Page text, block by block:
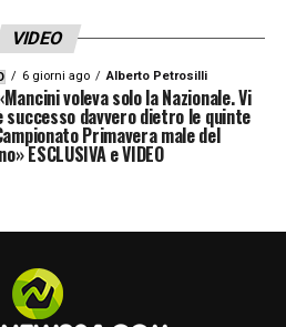
reso noti i criteri e le
delle singole società
VIDEO
6 giorni ago Alberto Petrosilli
voleva solo la Nazionale. Vi
successo davvero dietro le quinte
Primavera male del
ESCLUSIVA e VIDEO